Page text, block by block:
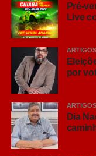
“Hoje o brasileiro
consome. Entender
aroma, o que muda
descobrir como a
e torna a
um estilo melhor
combina mais com
ocasião”, comenta
análise sensorial do
Pré-
Live
ARTIGOS
por
ARTIGOS
Dia